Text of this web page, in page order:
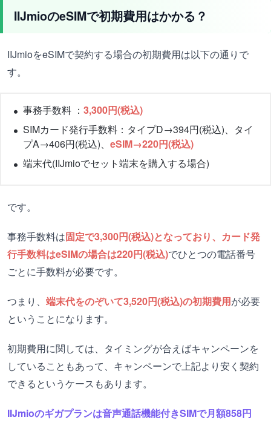
IIJmioのeSIMで初期費用はかかる？
IIJmioをeSIMで契約する場合の初期費用は以下の通りで
す。
事務手数料 ： 3,300円(税込)
SIMカード発行手数料：タイプD→394円(税込)、タイ
プA→406円(税込)、 eSIM→220円(税込)
端末代(IIJmioでセット端末を購入する場合)
です。
事務手数料は固定で3,300円(税込)となっており、カード発
行手数料はeSIMの場合は220円(税込)でひとつの電話番号
ごとに手数料が必要です。
つまり、 端末代をのぞいて3,520円(税込)の初期費用が必要
ということになります。
初期費用に関しては、タイミングが合えばキャンペーンを
していることもあって、キャンペーンで上記より安く契約
できるというケースもあります。
IIJmioのギガプランは音声通話機能付きSIMで月額858円